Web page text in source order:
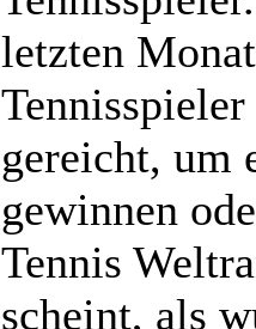
letzten
gereicht, um
gewinnen
Tennis
scheint, als